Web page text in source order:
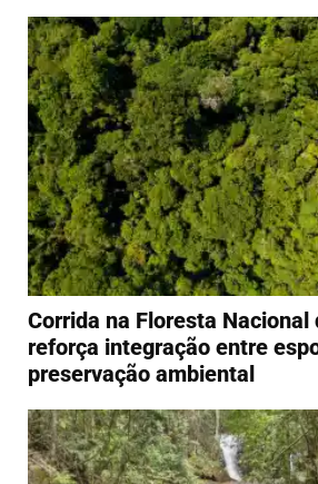
Corrida na Floresta Nacional
reforça integração entre
preservação ambiental